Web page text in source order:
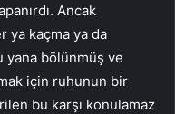
Ancak
ya kaçma ya da
yana bölünmüş ve
için ruhunun bir
bu karşı konulamaz